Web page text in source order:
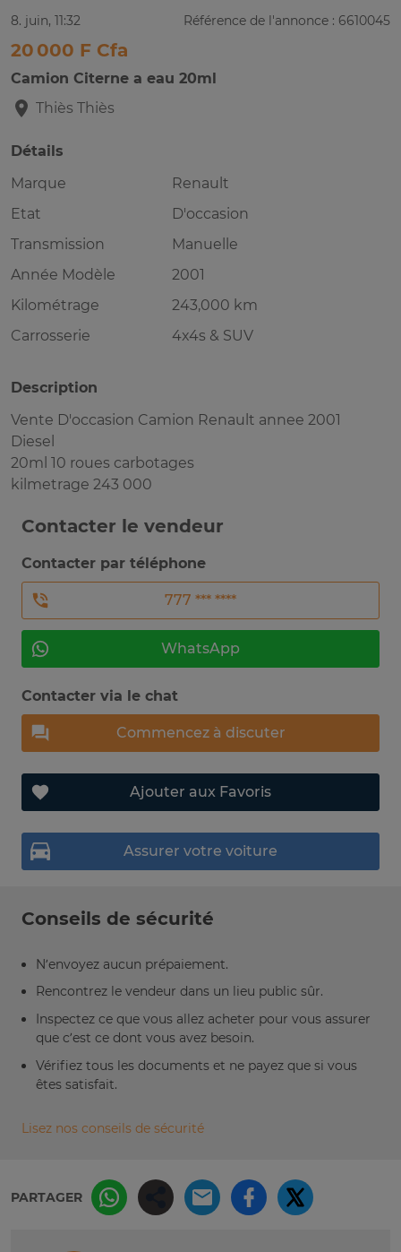
8. juin, 11:32 Référence de l'annonce : 6610045
20 000 F Cfa
Camion Citerne a eau 20ml
Thiès Thiès
Détails
Marque
Renault
Etat
D'occasion
Transmission
Manuelle
Année Modèle
2001
Kilométrage
243,000 km
Carrosserie
4x4s & SUV
Description
Vente D'occasion Camion Renault annee 2001
Diesel
20ml 10 roues carbotages
kilmetrage 243 000
Contacter le vendeur
Contacter par téléphone
777 *** ****
WhatsApp
Contacter via le chat
Commencez à discuter
Ajouter aux Favoris
Assurer votre voiture
Conseils de sécurité
N’envoyez aucun prépaiement.
Rencontrez le vendeur dans un lieu public sûr.
Inspectez ce que vous allez acheter pour vous assurer
que c’est ce dont vous avez besoin.
Vérifiez tous les documents et ne payez que si vous
êtes satisfait.
Lisez nos conseils de sécurité
PARTAGER